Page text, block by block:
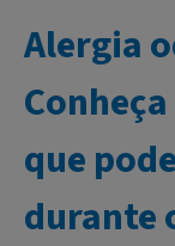
Alergia
que
durante